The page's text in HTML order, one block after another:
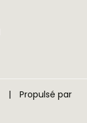
| Propulsé par